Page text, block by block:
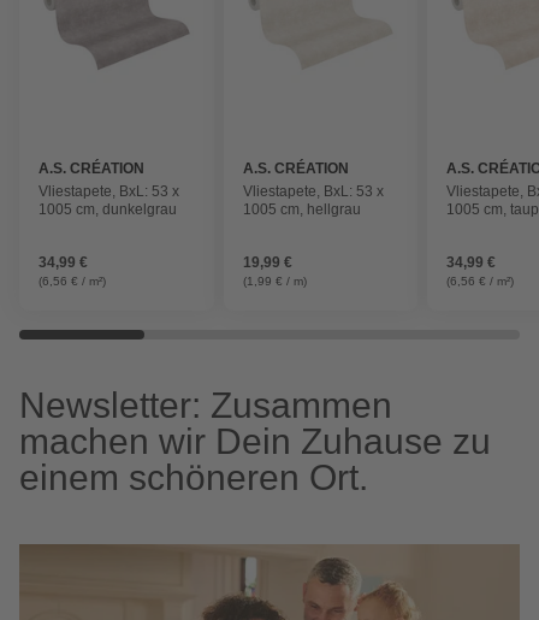
A.S. CRÉATION
Vliestapete, BxL: 53 x
1005 cm, dunkelgrau
34,99 €
(6,56 € / m²)
A.S. CRÉATION
Vliestapete, BxL: 53 x
1005 cm, hellgrau
19,99 €
(1,99 € / m)
A.S.
Vliestapete,
1005 cm,
34,99 €
(6,56 € / m²)
Newsletter: Zusammen
machen wir Dein Zuhause zu
einem schöneren Ort.